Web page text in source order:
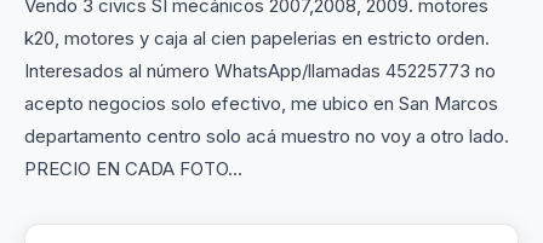
Vendo 3 civics SI mecánicos 2007,2008, 2009. motores
k20, motores y caja al cien papelerias en estricto orden.
Interesados al número WhatsApp/llamadas 45225773 no
acepto negocios solo efectivo, me ubico en San Marcos
departamento centro solo acá muestro no voy a otro lado.
PRECIO EN CADA FOTO...